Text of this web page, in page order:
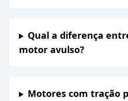
Qual a diferença
motor avulso?
Motores com tração